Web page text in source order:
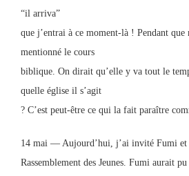
“il arriva”
que j’entrai à ce moment-là ! Pendant que
mentionné le cours
biblique. On dirait qu’elle y va tout le
quelle église il s’agit
? C’est peut-être ce qui la fait paraître
14 mai — Aujourd’hui, j’ai invité Fumi
Rassemblement des Jeunes. Fumi aurait pu